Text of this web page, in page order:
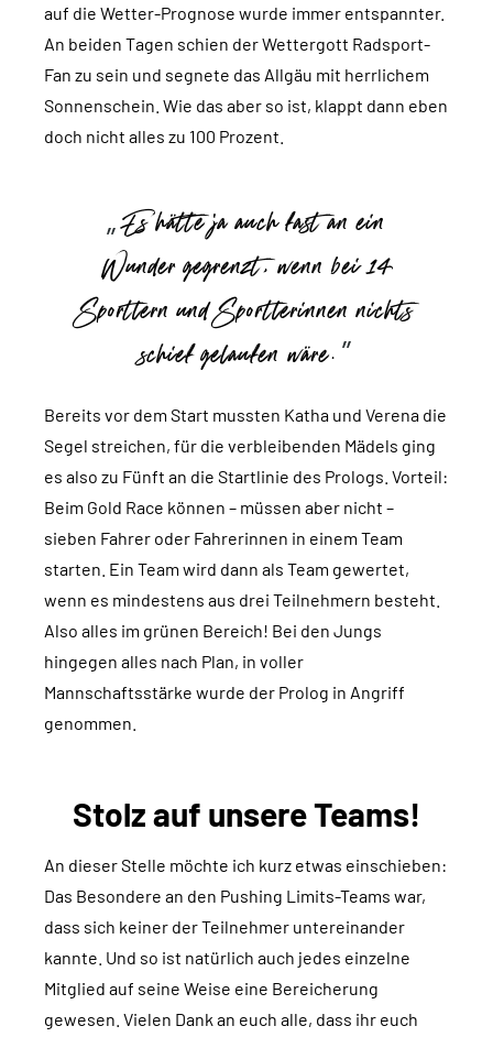
auf die Wetter-Prognose wurde immer entspannter.
An beiden Tagen schien der Wettergott Radsport-
Fan zu sein und segnete das Allgäu mit herrlichem
Sonnenschein. Wie das aber so ist, klappt dann eben
doch nicht alles zu 100 Prozent.
Es hätte ja auch fast an ein
Wunder gegrenzt, wenn bei 14
Sportlern und Sportlerinnen nichts
schief gelaufen wäre.
Bereits vor dem Start mussten Katha und Verena die
Segel streichen, für die verbleibenden Mädels ging
es also zu Fünft an die Startlinie des Prologs. Vorteil:
Beim Gold Race können – müssen aber nicht –
sieben Fahrer oder Fahrerinnen in einem Team
starten. Ein Team wird dann als Team gewertet,
wenn es mindestens aus drei Teilnehmern besteht.
Also alles im grünen Bereich! Bei den Jungs
hingegen alles nach Plan, in voller
Mannschaftsstärke wurde der Prolog in Angriff
genommen.
Stolz auf unsere Teams!
An dieser Stelle möchte ich kurz etwas einschieben:
Das Besondere an den Pushing Limits-Teams war,
dass sich keiner der Teilnehmer untereinander
kannte. Und so ist natürlich auch jedes einzelne
Mitglied auf seine Weise eine Bereicherung
gewesen. Vielen Dank an euch alle, dass ihr euch